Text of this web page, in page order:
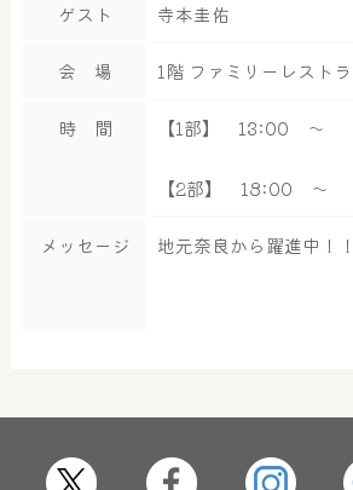
ゲスト 寺本圭佑
会 場 1階 ファミリーレスト
時 間 【1部】 13:00 ～
【2部】 18:00 ～
メッセージ 地元奈良から躍進中！！